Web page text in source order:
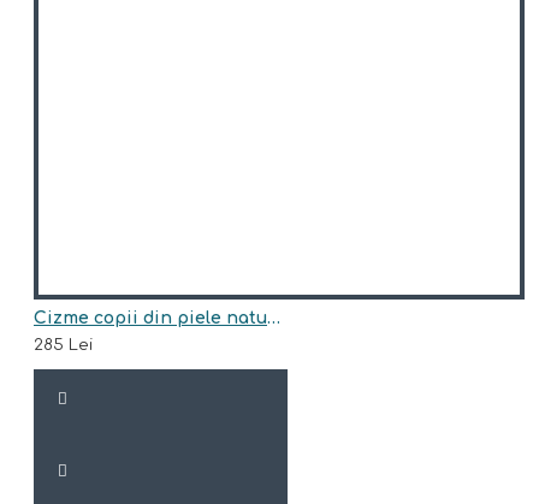
Cizme copii din piele naturala model SIDNEY
285 Lei